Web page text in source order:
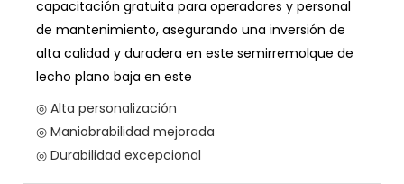
capacitación gratuita para operadores y personal
de mantenimiento, asegurando una inversión de
alta calidad y duradera en este semirremolque de
lecho plano baja en este
◎ Alta personalización
◎ Maniobrabilidad mejorada
◎ Durabilidad excepcional